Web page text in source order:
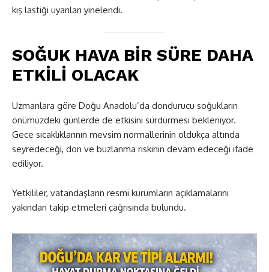
kış lastiği uyarıları yinelendi.
SOĞUK HAVA BİR SÜRE DAHA
ETKİLİ OLACAK
Uzmanlara göre Doğu Anadolu’da dondurucu soğukların
önümüzdeki günlerde de etkisini sürdürmesi bekleniyor.
Gece sıcaklıklarının mevsim normallerinin oldukça altında
seyredeceği, don ve buzlanma riskinin devam edeceği ifade
ediliyor.
Yetkililer, vatandaşların resmi kurumların açıklamalarını
yakından takip etmeleri çağrısında bulundu.